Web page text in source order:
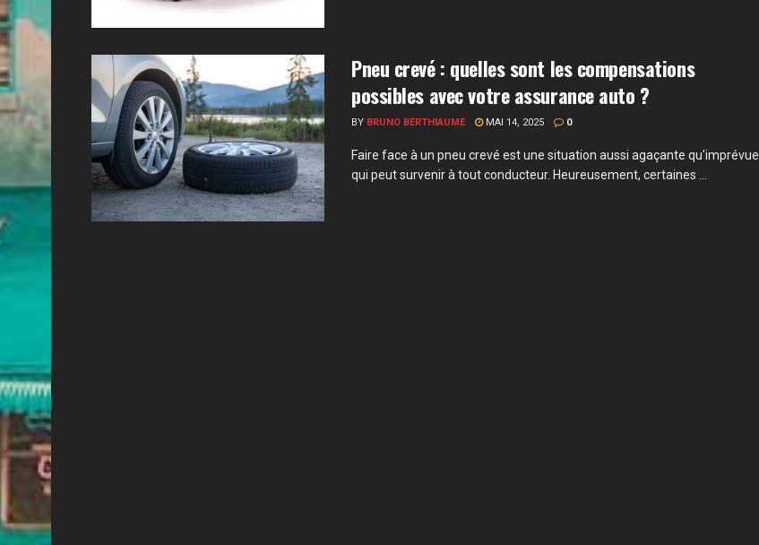
Pneu crevé : quelles sont les compensations
possibles avec votre assurance auto ?
BY BRUNO BERTHIAUME MAI 14, 2025 0
Faire face à un pneu crevé est une situation aussi agaçante qu'imprévue
qui peut survenir à tout conducteur. Heureusement, certaines ...